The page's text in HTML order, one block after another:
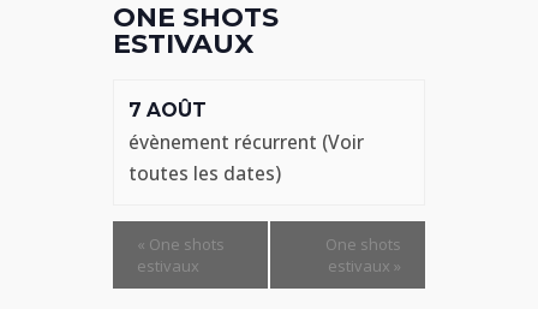
ONE SHOTS
ESTIVAUX
7 AOÛT
évènement récurrent (Voir
toutes les dates)
« One shots
estivaux
One shots
estivaux »